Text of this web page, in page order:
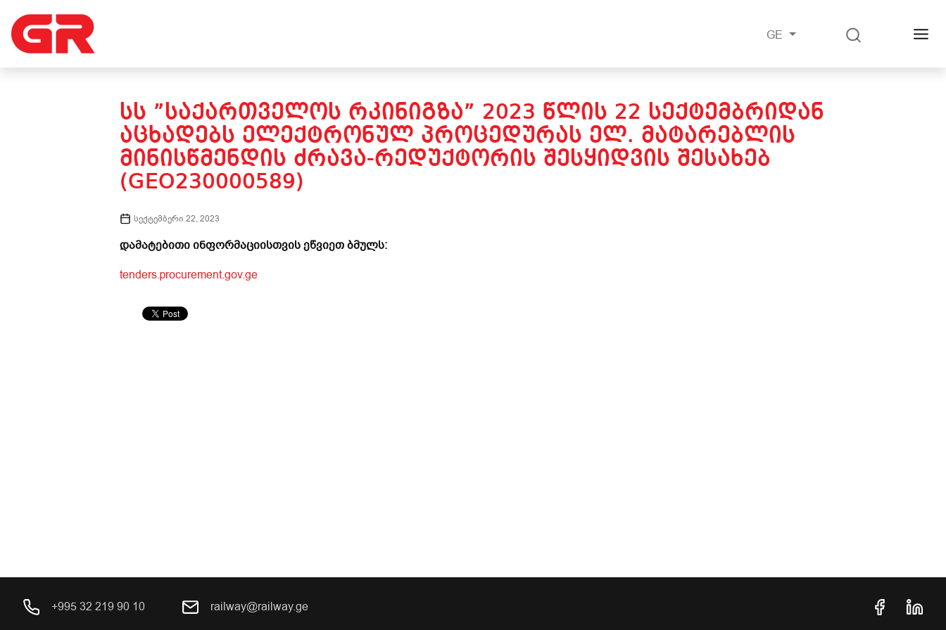
GE
ᲡᲡ ”ᲡᲐᲥᲐᲠᲗᲕᲔᲚᲝᲡ ᲠᲙᲘᲜᲘᲒᲖᲐ” 2023 ᲬᲚᲘᲡ 22 ᲡᲔᲥᲢᲔᲛᲑᲠᲘᲓᲐᲜ
ᲐᲪᲮᲐᲓᲔᲑᲡ ᲔᲚᲔᲥᲢᲠᲝᲜᲣᲚ ᲞᲠᲝᲪᲔᲓᲣᲠᲐᲡ ᲔᲚ. ᲛᲐᲢᲐᲠᲔᲑᲚᲘᲡ
ᲛᲘᲜᲘᲡᲬᲛᲔᲜᲓᲘᲡ ᲫᲠᲐᲕᲐ-ᲠᲔᲓᲣᲥᲢᲝᲠᲘᲡ ᲨᲔᲡᲧᲘᲓᲕᲘᲡ ᲨᲔᲡᲐᲮᲔᲑ
(GEO230000589)
სექტემბერი 22, 2023
დამატებითი ინფორმაციისთვის ეწვიეთ ბმულს:
tenders.procurement.gov.ge
+995 32 219 90 10 railway@railway.ge